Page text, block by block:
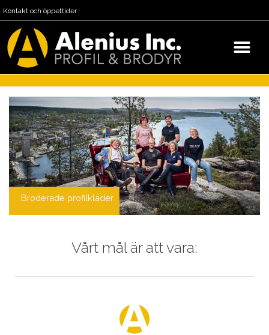
Kontakt och öppettider
Broderade profilkläder
Vårt mål är att vara: